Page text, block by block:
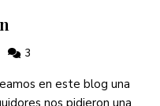
3
en este blog una
nos pidieron una